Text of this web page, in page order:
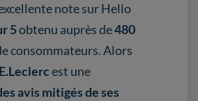
note sur Hello
5obtenu auprès de480
consommateurs. Alors
est une
avis mitigés de ses